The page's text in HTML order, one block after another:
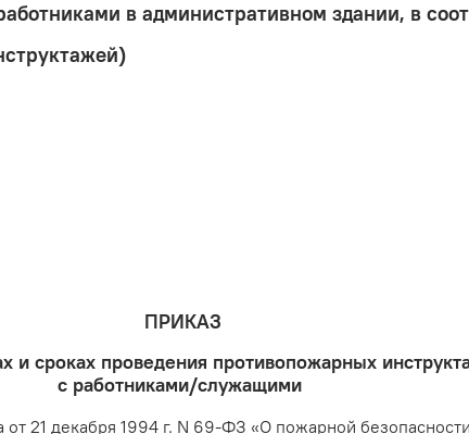
в административном здании, в
ПРИКАЗ
и сроках проведения противопожарных
с работниками/служащими
от 21 декабря 1994 г. N 69-ФЗ «О пожарной